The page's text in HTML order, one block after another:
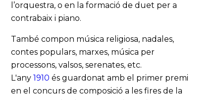
l’orquestra, o en la formació de duet per a
contrabaix i piano.
També compon música religiosa, nadales,
contes populars, marxes, música per
processons, valsos, serenates, etc.
L'any1910 és guardonat amb el primer premi
en el concurs de composició a les fires de la